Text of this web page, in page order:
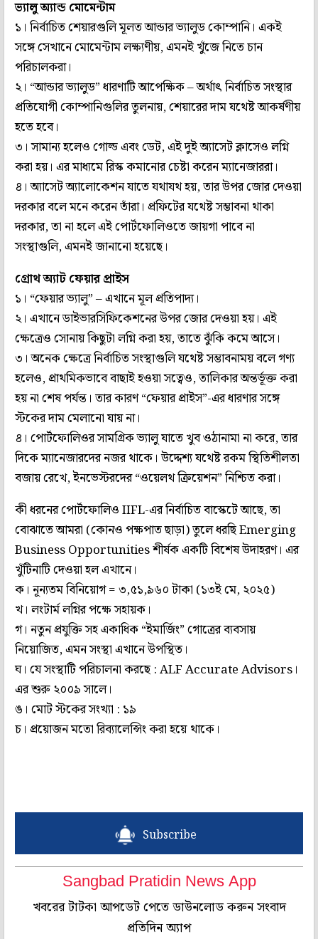
ভ‌্যালু অ‌্যান্ড মোমেন্টাম
১। নির্বাচিত শেয়ারগুলি মূলত আন্ডার ভ‌্যালুড কোম্পানি। একই
সঙ্গে সেখানে মোমেন্টাম লক্ষ‌্যণীয়, এমনই খুঁজে নিতে চান
পরিচালকরা।
২। “আন্ডার ভ‌্যালুড” ধারণাটি আপেক্ষিক – অর্থাৎ নির্বাচিত সংস্থার
প্রতিযোগী কোম্পানিগুলির তুলনায়, শেয়ারের দাম যথেষ্ট আকর্ষণীয়
হতে হবে।
৩। সামান‌্য হলেও গোল্ড এবং ডেট, এই দুই অ‌্যাসেট ক্লাসেও লগ্নি
করা হয়। এর মাধ‌্যমে রিস্ক কমানোর চেষ্টা করেন ম‌্যানেজাররা।
৪। অ‌্যাসেট অ‌্যালোকেশন যাতে যথাযথ হয়, তার উপর জোর দেওয়া
দরকার বলে মনে করেন তাঁরা। প্রফিটের যথেষ্ট সম্ভাবনা থাকা
দরকার, তা না হলে এই পোর্টফোলিওতে জায়গা পাবে না
সংস্থাগুলি, এমনই জানানো হয়েছে।
গ্রোথ অ‌্যাট ফেয়ার প্রাইস
১। “ফেয়ার ভ‌্যালু” – এখানে মূল প্রতিপাদ‌্য।
২। এখানে ডাইভারসিফিকেশনের উপর জোর দেওয়া হয়। এই
ক্ষেত্রেও সোনায় কিছুটা লগ্নি করা হয়, তাতে ঝুঁকি কমে আসে।
৩। অনেক ক্ষেত্রে নির্বাচিত সংস্থাগুলি যথেষ্ট সম্ভাবনাময় বলে গণ‌্য
হলেও, প্রাথমিকভাবে বাছাই হওয়া সত্বেও, তালিকার অন্তর্ভূক্ত করা
হয় না শেষ পর্যন্ত। তার কারণ “ফেয়ার প্রাইস”-এর ধারণার সঙ্গে
স্টকের দাম মেলানো যায় না।
৪। পোর্টফোলিওর সামগ্রিক ভ‌্যালু যাতে খুব ওঠানামা না করে, তার
দিকে ম‌্যানেজারদের নজর থাকে। উদ্দেশ‌্য যথেষ্ট রকম স্থিতিশীলতা
বজায় রেখে, ইনভেস্টরদের “ওয়েলথ ক্রিয়েশন” নিশ্চিত করা।
কী ধরনের পোর্টফোলিও IIFL-এর নির্বাচিত বাস্কেটে আছে, তা
বোঝাতে আমরা (কোনও পক্ষপাত ছাড়া) তুলে ধরছি Emerging
Business Opportunities শীর্ষক একটি বিশেষ উদাহরণ। এর
খুঁটিনাটি দেওয়া হল এখানে।
ক। নূ‌ন্যতম বিনিয়োগ = ৩,৫১,৯৬০ টাকা (১৩ই মে, ২০২৫)
খ। লংটার্ম লগ্নির পক্ষে সহায়ক।
গ। নতুন প্রযুক্তি সহ একাধিক “ইমার্জিং” গোত্রের ব‌্যবসায়
নিয়োজিত, এমন সংস্থা এখানে উপস্থিত।
ঘ। যে সংস্থাটি পরিচালনা করছে : ALF Accurate Advisors।
এর শুরু ২০০৯ সালে।
ঙ। মোট স্টকের সংখ‌্যা : ১৯
চ। প্রয়োজন মতো রিব‌্যালেন্সিং করা হয়ে থাকে।
Subscribe
Sangbad Pratidin News App
খবরের টাটকা আপডেট পেতে ডাউনলোড করুন সংবাদ
প্রতিদিন অ্যাপ